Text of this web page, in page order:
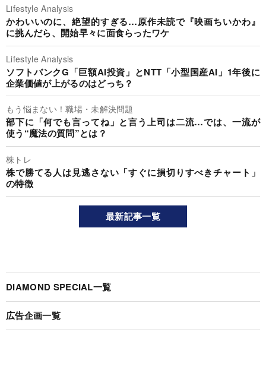
Lifestyle Analysis
かわいいのに、絶望的すぎる…原作未読で『映画ちいかわ』
に挑んだら、開始早々に面食らったワケ
Lifestyle Analysis
ソフトバンクG「巨額AI投資」とNTT「小型国産AI」1年後に
企業価値が上がるのはどっち？
もう悩まない！職場・未解決問題
部下に「何でも言ってね」と言う上司は二流…では、一流が
使う“魔法の質問”とは？
株トレ
株で勝てる人は見逃さない「すぐに損切りすべきチャート」
の特徴
最新記事一覧
DIAMOND SPECIAL一覧
広告企画一覧